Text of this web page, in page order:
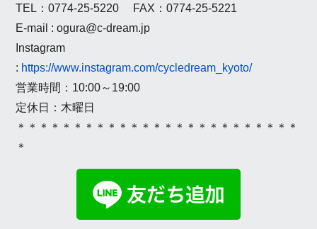
TEL：0774-25-5220 FAX：0774-25-5221
E-mail : ogura@c-dream.jp
Instagram
: https://www.instagram.com/cycledream_kyoto/
営業時間：10:00～19:00
定休日：木曜日
＊＊＊＊＊＊＊＊＊＊＊＊＊＊＊＊＊＊＊＊＊＊＊＊＊
＊